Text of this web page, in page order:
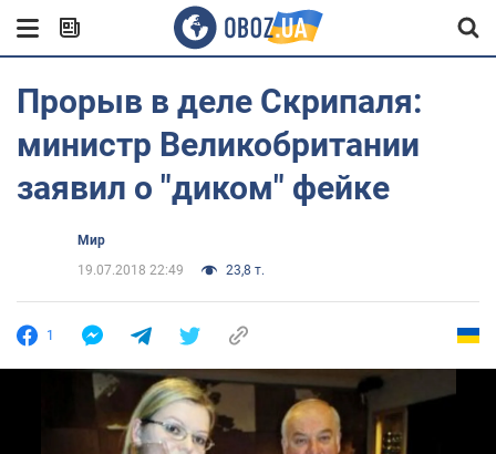
Прорыв в деле Скрипаля:
министр Великобритании
заявил о "диком" фейке
Мир
19.07.2018 22:49
23,8 т.
1